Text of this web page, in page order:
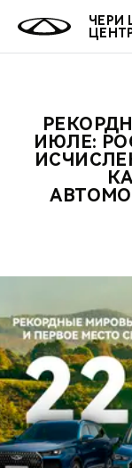
ЧЕРИ
НОВИНКИ
ВЫБОР И ПОКУПКА
ТЕХНИЧЕСКОЕ
CHERY И СПОРТ
CHERY REMOTE
CHERY CONNECT
ВЫБОР И ПОКУПКА
ИЮЛЕ: